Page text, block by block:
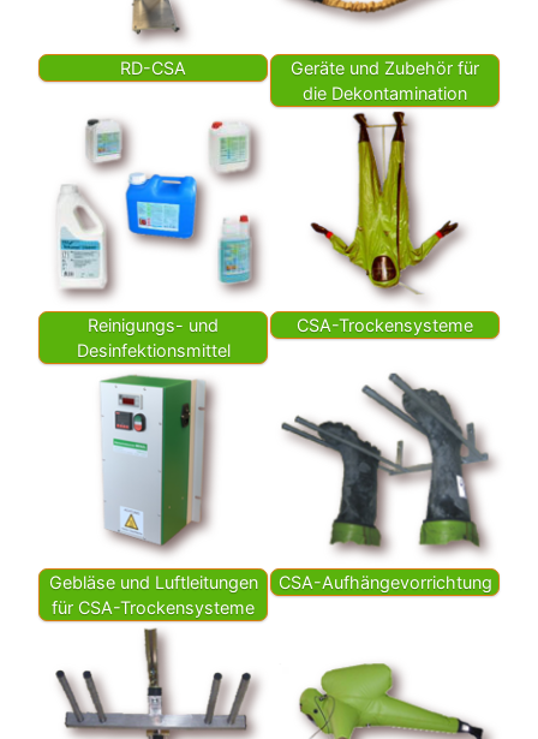
RD-CSA
Geräte und Zubehör für
die De­kon­tamination
Reinigungs- und
Desinfektionsmittel
CSA-Trockensysteme
Gebläse und Luft­leitungen
für CSA-Trockensysteme
CSA-Aufhängevorrichtung